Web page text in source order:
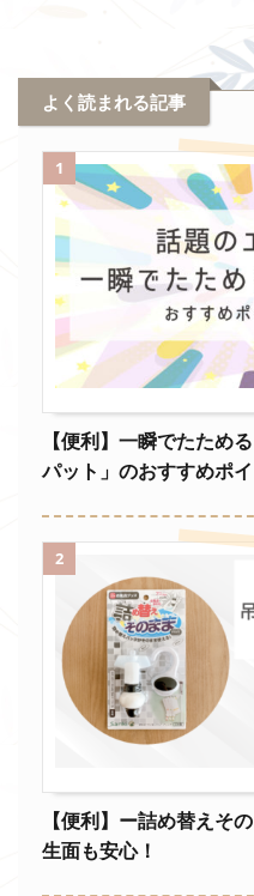
よく読まれる記事
1
【便利】一瞬でたため
パット」のおすすめポ
2
【便利】ー詰め替えそ
生面も安心！